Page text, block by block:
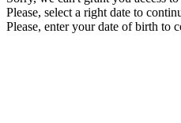
Please, select a right date to
Please, enter your date of birth to